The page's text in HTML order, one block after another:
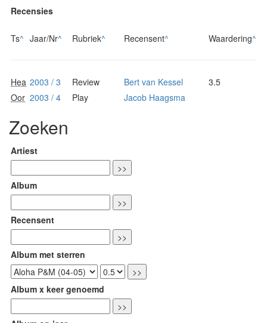
Recensies
Ts^ Jaar/Nr^ Rubriek^ Recensent^ Waardering^
Hea 2003 / 3 Review Bert van Kessel
3.5
Oor 2003 / 4 Play Jacob Haagsma
Zoeken
Artiest
Album
Recensent
Album met sterren
Album x keer genoemd